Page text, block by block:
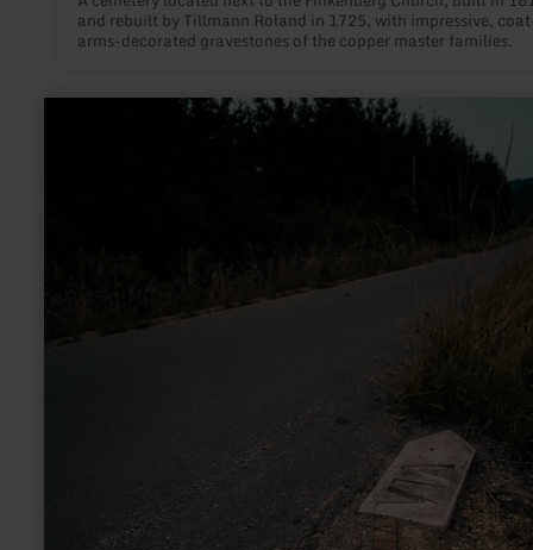
and rebuilt by Tillmann Roland in 1725, with impressive,
arms-decorated gravestones of the copper master families.